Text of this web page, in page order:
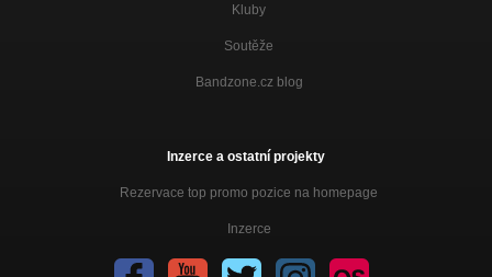
Kluby
Soutěže
Bandzone.cz blog
Inzerce a ostatní projekty
Rezervace top promo pozice na homepage
Inzerce